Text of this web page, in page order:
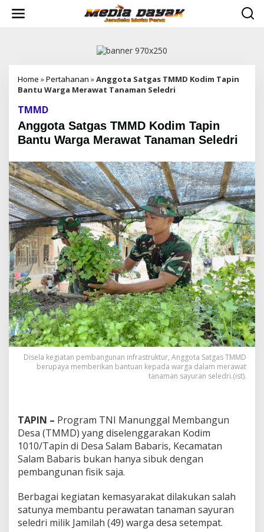
Home »Pertahanan »Anggota Satgas TMMD Kodim Tapin
Bantu Warga Merawat Tanaman Seledri
TMMD
Anggota Satgas TMMD Kodim Tapin
Bantu Warga Merawat Tanaman Seledri
Disela kegiatan pembangunan infrastruktur, Anggota Satgas TMMD
berupaya memberikan bantuan kepada warga dalam merawat
tanaman sayuran seledri.(ist).
TAPIN – Program TNI Manunggal Membangun
Desa (TMMD) yang diselenggarakan Kodim
1010/Tapin di Desa Salam Babaris, Kecamatan
Salam Babaris bukan hanya sibuk dengan
pembangunan fisik saja.
Berbagai kegiatan kemasyarakat dilakukan salah
satunya membantu perawatan tanaman sayuran
seledri milik Jamilah (49) warga desa setempat.